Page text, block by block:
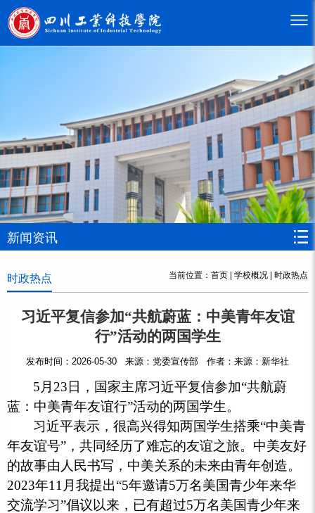
新闻资讯
时政热点 当前位置： 首页 | 学校概况 | 时政热点
习近平复信参加“共航蔚蓝：中美青年友谊
行”活动的两国学生
发布时间：2026-05-30 来源：党委宣传部 作者：来源：新华社
5月23日，国家主席习近平复信参加“共航蔚
蓝：中美青年友谊行”活动的两国学生。
习近平表示，很高兴得知两国学生搭乘“中美青
年友谊号”，共同经历了难忘的友谊之旅。中美友好
的故事由人民书写，中美关系的未来由青年创造。
2023年11月我提出“5年邀请5万名美国青少年来华
交流学习”倡议以来，已有超过5万名美国青少年来